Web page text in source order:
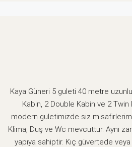
Kaya Güneri 5 guleti 40 metre
Kabin, 2 Double Kabin ve 2
modern guletimizde siz
Klima, Duş ve Wc mevcuttur. Aynı
yapıya sahiptir. Kıç güvertede